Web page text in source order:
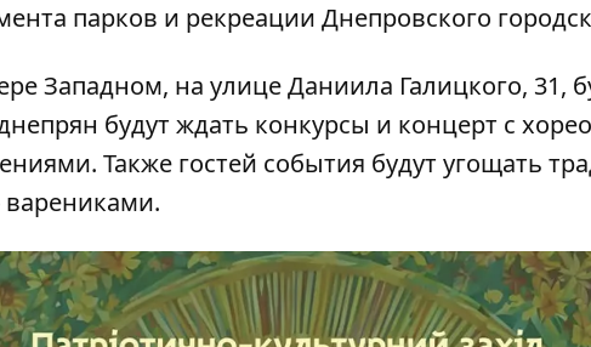
парков и рекреации Днепровского
Западном, на улице Даниила Галицкого, 31,
будут ждать конкурсы и концерт с
Также гостей события будут угощать